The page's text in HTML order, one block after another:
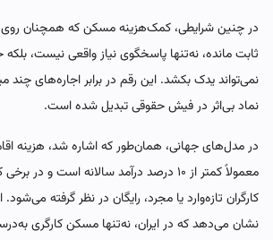
ثابت مانده، نه‌تنها پاسخگوی نیاز واقعی نیست،
نمی‌تواند یدک بکشد. این رقم در برابر اجاره‌های چند
نماد بی‌اثر در فیش حقوقی تبدیل شده است.
در مدل‌های جهانی، همان‌طور که اشاره شد، هزینه
معمولاً کمتر از ۱۰ درصد درآمد سالانه است و
کارگران تازه‌وارد یا مجرد، رایگان در نظر گرفته
نشان می‌دهد که در ایران، نه‌تنها مسکن کارگری